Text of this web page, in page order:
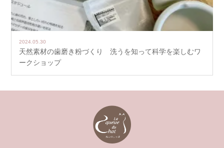
2024.05.30
天然素材の歯磨き粉づくり 洗うを知って科学を楽しむワ
ークショップ